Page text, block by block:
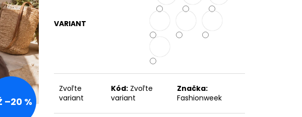
VARIANT
Zvoľte
variant
Kód: Zvoľte
variant
Značka:
Fashionweek
–20 %
PREŠÍVANÁ, ASYMETRICKÁ BUNDA S
KAPUCŇOU IT-RAMOSA
€55
Pôvodne: